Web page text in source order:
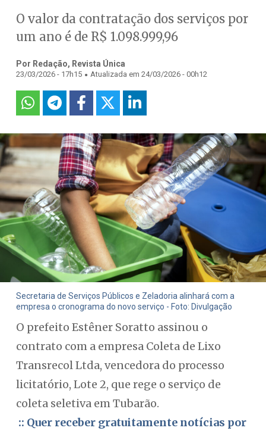
O valor da contratação dos serviços por
um ano é de R$ 1.098.999,96
Por Redação, Revista Única
23/03/2026 - 17h15 . Atualizada em 24/03/2026 - 00h12
Secretaria de Serviços Públicos e Zeladoria alinhará com a
empresa o cronograma do novo serviço - Foto: Divulgação
O prefeito Estêner Soratto assinou o
contrato com a empresa Coleta de Lixo
Transrecol Ltda, vencedora do processo
licitatório, Lote 2, que rege o serviço de
coleta seletiva em Tubarão.
:: Quer receber gratuitamente notícias por